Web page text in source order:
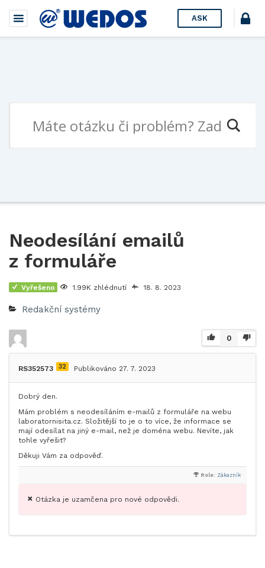
ASK
Neodesílání emailů
z formuláře
Vyřešeno 1.99K zhlédnutí 18. 8. 2023
Redakční systémy
0
RS352573 32 Publikováno 27. 7. 2023
Dobrý den.
Mám problém s neodesíláním e-mailů z formuláře na webu
laboratornisita.cz. Složitější to je o to více, že informace se
mají odesílat na jiný e-mail, než je doména webu. Nevíte, jak
tohle vyřešit?
Děkuji Vám za odpověď.
Role: Zákazník
Otázka je uzamčena pro nové odpovědi.